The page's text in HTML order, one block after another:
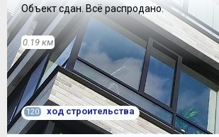
Объект сдан. Всё распродано.
0.19 км
120 ход строительства